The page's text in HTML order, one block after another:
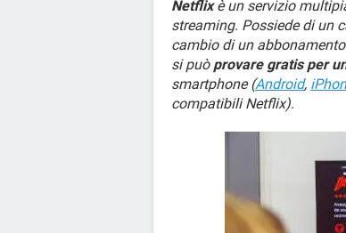
Netflixè un servizio
streaming. Possiede di un
cambio di un
si può provare gratis per
smartphone (Android,
compatibili Netflix).